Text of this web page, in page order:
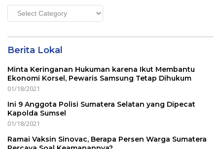
Main
Menu
Berita Lokal
Minta Keringanan Hukuman karena Ikut Membantu
Ekonomi Korsel, Pewaris Samsung Tetap Dihukum
01/18/2021
Ini 9 Anggota Polisi Sumatera Selatan yang Dipecat
Kapolda Sumsel
01/18/2021
Ramai Vaksin Sinovac, Berapa Persen Warga Sumatera